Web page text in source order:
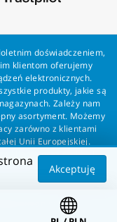
doświadczeniem,
klientom oferujemy
elektronicznych.
produkty, jakie są
Zależy nam
asortyment. Możemy
zarówno z klientami
Unii Europejskiej.
klienta oraz szybką i
- wszystko dla
Akceptuję